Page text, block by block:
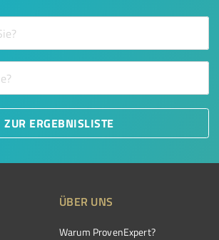
ZUR ERGEBNISLISTE
ÜBER UNS
Warum ProvenExpert?